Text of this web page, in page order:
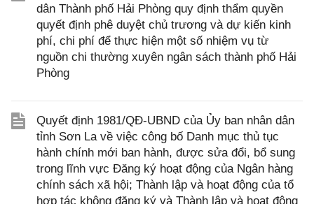
dân Thành phố Hải Phòng quy định thẩm quyền
quyết định phê duyệt chủ trương và dự kiến kinh
phí, chi phí để thực hiện một số nhiệm vụ từ
nguồn chi thường xuyên ngân sách thành phố Hải
Phòng
Quyết định 1981/QĐ-UBND của Ủy ban nhân dân
tỉnh Sơn La về việc công bố Danh mục thủ tục
hành chính mới ban hành, được sửa đổi, bổ sung
trong lĩnh vực Đăng ký hoạt động của Ngân hàng
chính sách xã hội; Thành lập và hoạt động của tổ
hợp tác không đăng ký và Thành lập và hoạt động